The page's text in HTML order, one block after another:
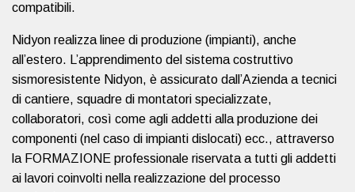
compatibili.
Nidyon realizza linee di produzione (impianti), anche
all’estero. L’apprendimento del sistema costruttivo
sismoresistente Nidyon, è assicurato dall’Azienda a tecnici
di cantiere, squadre di montatori specializzate,
collaboratori, così come agli addetti alla produzione dei
componenti (nel caso di impianti dislocati) ecc., attraverso
la FORMAZIONE professionale riservata a tutti gli addetti
ai lavori coinvolti nella realizzazione del processo